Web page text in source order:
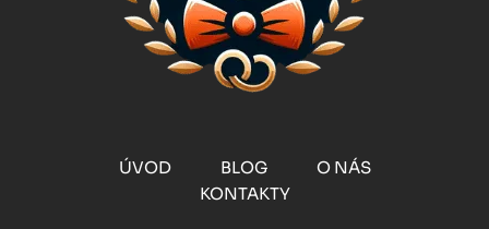
ÚVOD BLOG
O NÁS
KONTAKTY